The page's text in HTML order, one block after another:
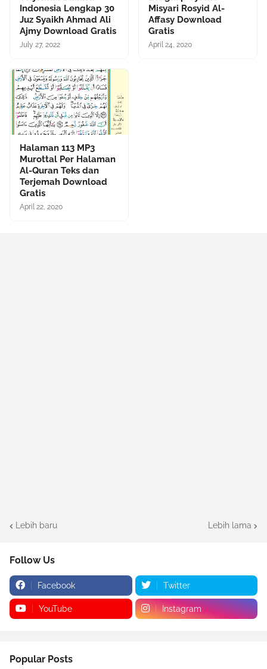
Indonesia Lengkap 30
Juz Syaikh Ahmad Ali
Ajmy Download Gratis
July 27, 2022
Misyari Rosyid Al-
Affasy Download
Gratis
April 24, 2020
Halaman 113 MP3
Murottal Per Halaman
Al-Quran Teks dan
Terjemah Download
Gratis
April 22, 2020
Lebih baru Lebih lama
Follow Us
Facebook Twitter
YouTube Instagram
Popular Posts